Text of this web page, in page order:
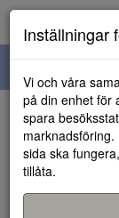
navigation
HEM
Inställningar
Vi och våra
på din enhet för
spara
sida ska
tillåta.